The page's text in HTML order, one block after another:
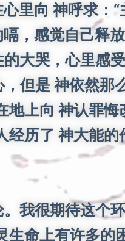
里向 神呼求：
，感觉自己释放
大哭，心里感
但是 神依然那
上向 神认罪
历了 神大能的
我很期待这个
命上有许多的